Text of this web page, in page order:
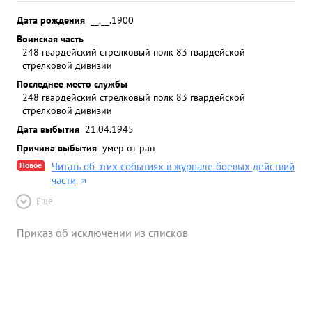
Дата рождения
__.__.1900
Воинская часть
248 гвардейский стрелковый полк 83 гвардейской
стрелковой дивизии
Последнее место службы
248 гвардейский стрелковый полк 83 гвардейской
стрелковой дивизии
Дата выбытия 21.04.1945
Причина выбытия умер от ран
Новое
Читать об этих событиях в журнале боевых действий
части
Ещё
Приказ об исключении из списков